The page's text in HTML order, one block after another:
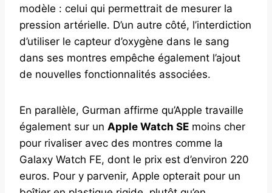
modèle : celui qui permettrait de mesurer la
pression artérielle. D’un autre côté, l’interdiction
d’utiliser le capteur d’oxygène dans le sang
dans ses montres empêche également l’ajout
de nouvelles fonctionnalités associées.
En parallèle, Gurman affirme qu’Apple travaille
également sur un Apple Watch SE moins cher
pour rivaliser avec des montres comme la
Galaxy Watch FE, dont le prix est d’environ 220
euros. Pour y parvenir, Apple opterait pour un